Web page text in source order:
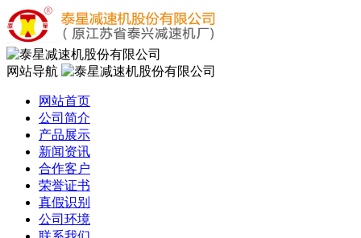
网站导航
网站首页
公司简介
产品展示
新闻资讯
合作客户
荣誉证书
真假识别
公司环境